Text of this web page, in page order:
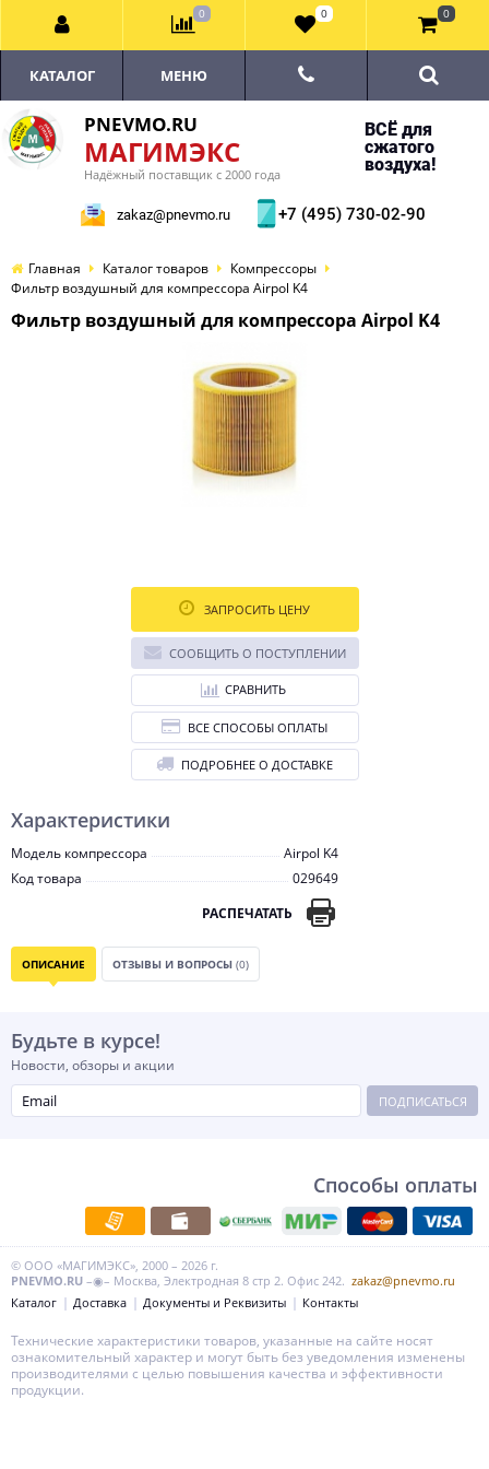
PNEVMO.RU
МАГИМЭКС
Надёжный поставщик с 2000 года
ВСЁ для
сжатого
воздуха!
zakaz@pnevmo.ru +7 (495) 730-02-90
КАТАЛОГ МЕНЮ
Главная Каталог товаров
Компрессоры
Фильтр воздушный для компрессора Airpol K4
Фильтр воздушный для компрессора Airpol K4
Характеристики
Модель компрессора
Airpol K4
Код товара
029649
РАСПЕЧАТАТЬ
ЗАПРОСИТЬ ЦЕНУ
СООБЩИТЬ О ПОСТУПЛЕНИИ
СРАВНИТЬ
ВСЕ СПОСОБЫ ОПЛАТЫ
ПОДРОБНЕЕ О ДОСТАВКЕ
ОПИСАНИЕ ОТЗЫВЫ И ВОПРОСЫ (0)
Будьте в курсе!
Новости, обзоры и акции
ПОДПИСАТЬСЯ
Способы оплаты
© ООО «МАГИМЭКС», 2000 – 2026 г.
PNEVMO.RU –◉– Москва, Электродная 8 стр 2. Офис 242. zakaz@pnevmo.ru
Каталог
Доставка Документы и Реквизиты Контакты
0 0 0
Технические характеристики товаров, указанные на сайте носят
ознакомительный характер и могут быть без уведомления изменены
производителями с целью повышения качества и эффективности
продукции.